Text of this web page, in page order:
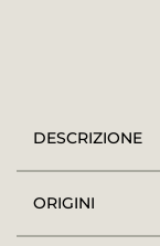
DESCRIZIONE
ORIGINI